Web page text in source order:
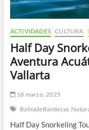
ACTIVIDADES CULTURA
Half Day
Aventura
Vallarta
18 marzo, 2025
BahíadeBanderas
Half Day Snorkeling